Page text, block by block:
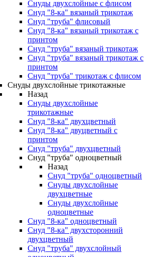
Снуды двухслойные с флисом
Снуд "8-ка" вязаный трикотаж
Снуд "труба" флисовый
Снуд "8-ка" вязаный трикотаж с
принтом
Снуд "труба" вязаный трикотаж
Снуд "труба" вязаный трикотаж с
принтом
Снуд "труба" трикотаж с флисом
Снуды двухслойные трикотажные
Назад
Снуды двухслойные
трикотажные
Снуд "8-ка" двухцветный
Снуд "8-ка" двуцветный с
принтом
Снуд "труба" двухцветный
Снуд "труба" одноцветный
Назад
Снуд "труба" одноцветный
Снуды двухслойные
двухцветные
Снуды двухслойные
одноцветные
Снуд "8-ка" одноцветный
Снуд "8-ка" двухсторонний
двухцветный
Снуд "труба" двухслойный